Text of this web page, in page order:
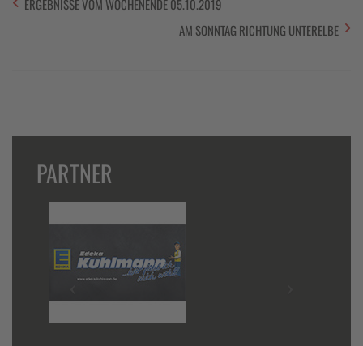
ERGEBNISSE VOM WOCHENENDE 05.10.2019
AM SONNTAG RICHTUNG UNTERELBE
PARTNER